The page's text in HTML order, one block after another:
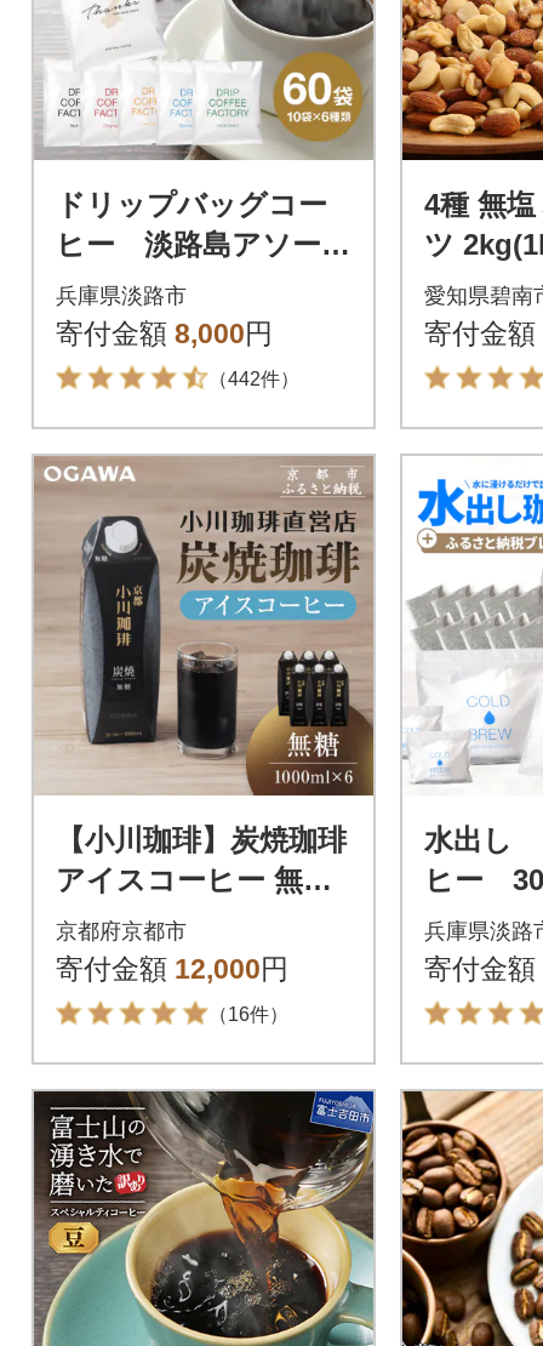
ドリップバッグコー
ヒー 淡路島アソート
セット 6種 60袋
飲み比べ ドリップ
バッグ at14609
兵庫県淡路市
寄付金額 8,000円
（442件）
4種 無
ツ
-151
愛知県碧南
寄付金額
【小川珈琲】炭焼珈琲
アイスコーヒー 無糖
1000ml 6本|リキッド
コーヒー 人気セット
京都府京都市
寄付金額 12,000円
（16件）
水出し
ヒー
路島 ド
グ セ
兵庫県淡路
寄付金額